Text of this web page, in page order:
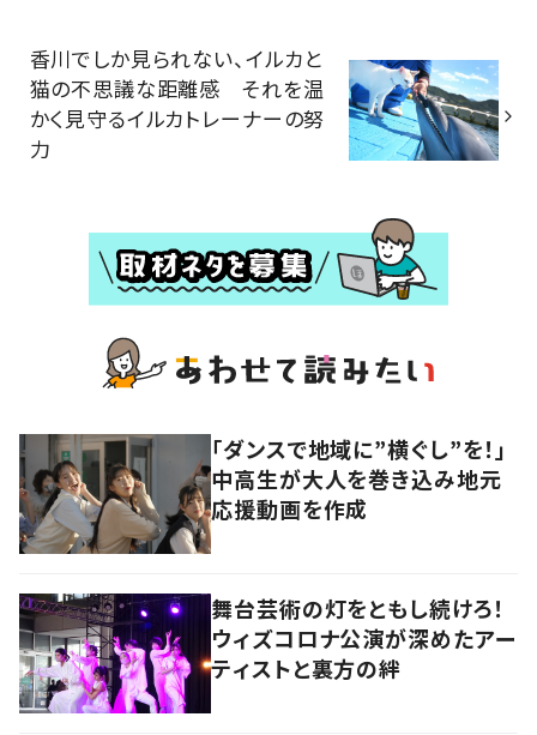
香川でしか見られない、イルカと
猫の不思議な距離感 それを温
かく見守るイルカトレーナーの努
力
「ダンスで地域に”横ぐし”を！」
中高生が大人を巻き込み地元
応援動画を作成
舞台芸術の灯をともし続けろ！
ウィズコロナ公演が深めたアー
ティストと裏方の絆